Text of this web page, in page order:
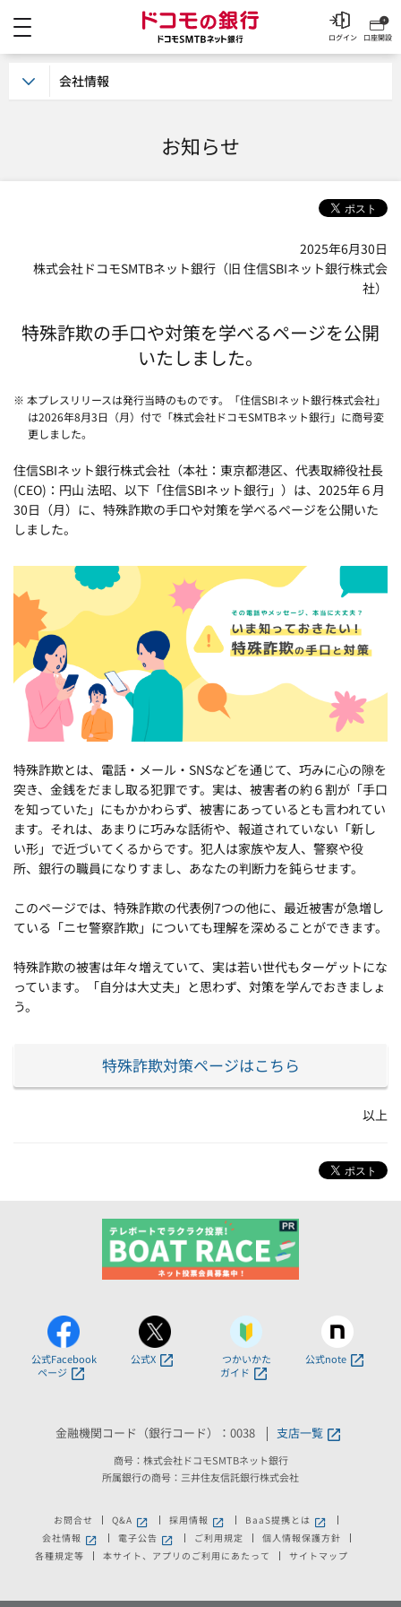
ドコモの銀行 ドコモ
口座開設
ログイン
お知らせ
2025年6月30日
株式会社ドコモSMTBネット銀行（旧 住信SBIネット銀行株式会
社）
特殊詐欺の手口や対策を学べるページを公開
いたしました。
※ 本プレスリリースは発行当時のものです。「住信SBIネット銀行株式会社」
は2026年8月3日（月）付で「株式会社ドコモSMTBネット銀行」に商号変
更しました。
住信SBIネット銀行株式会社（本社：東京都港区、代表取締役社長
(CEO)：円山 法昭、以下「住信SBIネット銀行」）は、2025年６月
30日（月）に、特殊詐欺の手口や対策を学べるページを公開いた
しました。
特殊詐欺とは、電話・メール・SNSなどを通じて、巧みに心の隙を
突き、金銭をだまし取る犯罪です。実は、被害者の約６割が「手口
を知っていた」にもかかわらず、被害にあっているとも言われてい
ます。それは、あまりに巧みな話術や、報道されていない「新し
い形」で近づいてくるからです。犯人は家族や友人、警察や役
所、銀行の職員になりすまし、あなたの判断力を鈍らせます。
このページでは、特殊詐欺の代表例7つの他に、最近被害が急増し
ている「ニセ警察詐欺」についても理解を深めることができます。
特殊詐欺の被害は年々増えていて、実は若い世代もターゲットにな
っています。「自分は大丈夫」と思わず、対策を学んでおきましょ
う。
特殊詐欺対策ページはこちら
以上
会社情報
公式Facebook
ページ
公式X
つかいかた
ガイド
公式note
金融機関コード（銀行コード）：0038 支店一覧
商号：株式会社ドコモSMTBネット銀行
所属銀行の商号：三井住友信託銀行株式会社
お問合せ Q&A 新しいウィンドウで開きます。
採用情報 新しいウィンドウで開きます。
BaaS提携とは 新しいウィンドウ
会社情報新しいウィンドウで開きます。
電子公告新しいウィンドウで開きます。
ご利用規定
個人情報保護方針
各種規定等
本サイト、アプリのご利用にあたって サイトマップ